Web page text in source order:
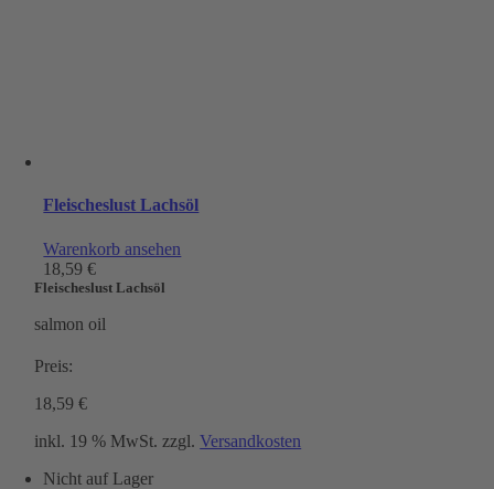
Fleischeslust Lachsöl
Warenkorb ansehen
18,59€
Fleischeslust Lachsöl
salmon oil
Preis:
18,59€
inkl. 19 % MwSt. zzgl.Versandkosten
Nicht auf Lager